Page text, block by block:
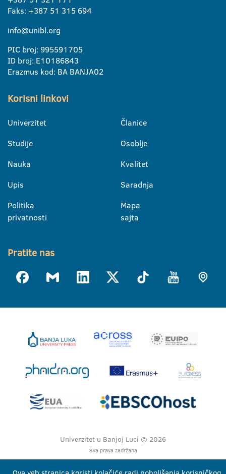
Faks: +387 51 315 694
info@unibl.org
PIC broj: 995591705
ID broj: E10186843
Erazmus kod: BA BANJA02
Korisni linkovi
Univerzitet
Studije
Nauka
Upis
Politika
privatnosti
Članice
Osoblje
Kvalitet
Saradnja
Mapa
sajta
Pratite nas
Univerzitet u Banjoj Luci © 2026
Sva prava zadržana